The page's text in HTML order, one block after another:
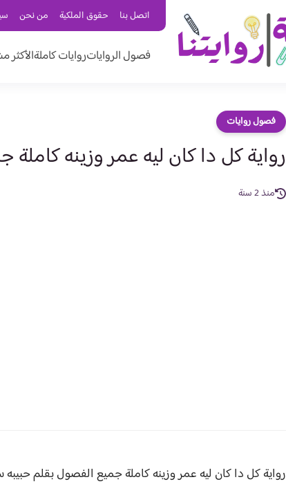
اتصل بنا حقوق الملكية من نحن
فصول الرواياتروايات كاملةالأكثر
فصول روايات
رواية كل دا كان ليه عمر وزينه
منذ 2 سنة
رواية كل دا كان ليه عمر وزينه كاملة جميع الفصولبقلم